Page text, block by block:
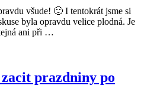
všude! 🙂 I tentokrát jsme si
byla opravdu velice plodná. Je
ani při …
prazdniny po